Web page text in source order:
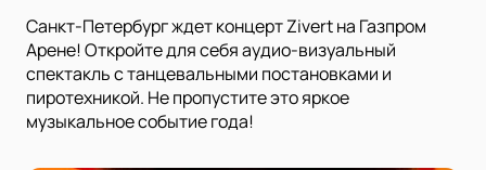
Санкт-Петербург ждет концерт Zivert на Газпром
Арене! Откройте для себя аудио-визуальный
спектакль с танцевальными постановками и
пиротехникой. Не пропустите это яркое
музыкальное событие года!